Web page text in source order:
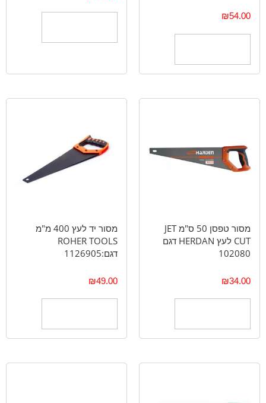
₪54.00
מסור טפסן 50 ס"מ JET
CUT לעץ HERDAN דגם
102080
₪34.00
מסור יד לעץ 400 מ"מ
ROHER TOOLS
דגם:1126905
₪49.00